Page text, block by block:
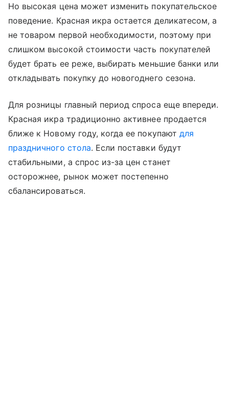
Но высокая цена может изменить покупательское
поведение. Красная икра остается деликатесом, а
не товаром первой необходимости, поэтому при
слишком высокой стоимости часть покупателей
будет брать ее реже, выбирать меньшие банки или
откладывать покупку до новогоднего сезона.
Для розницы главный период спроса еще впереди.
Красная икра традиционно активнее продается
ближе к Новому году, когда ее покупают для
праздничного стола. Если поставки будут
стабильными, а спрос из-за цен станет
осторожнее, рынок может постепенно
сбалансироваться.